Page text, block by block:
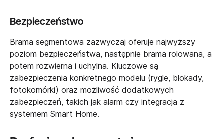
Bezpieczeństwo
Brama segmentowa zazwyczaj oferuje najwyższy
poziom bezpieczeństwa, następnie brama rolowana, a
potem rozwierna i uchylna. Kluczowe są
zabezpieczenia konkretnego modelu (rygle, blokady,
fotokomórki) oraz możliwość dodatkowych
zabezpieczeń, takich jak alarm czy integracja z
systemem Smart Home.